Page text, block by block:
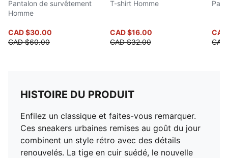
Pantalon de survêtement
Homme
CAD $30.00
CAD $60.00
T-shirt Homme
CAD $16.00
CAD $32.00
HISTOIRE DU PRODUIT
Enfilez un classique et faites-vous remarquer.
Ces sneakers urbaines remises au goût du jour
combinent un style rétro avec des détails
renouvelés. La tige en cuir suédé, le nouvelle